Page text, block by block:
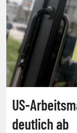
US-
deutlich ab